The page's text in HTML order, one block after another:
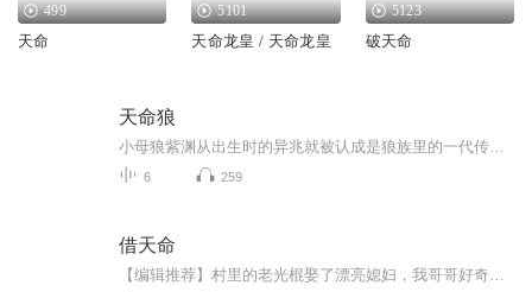
499
天命
5101
天命龙皇 / 天命龙皇
5123
破天命
天命狼
6 259
借天命